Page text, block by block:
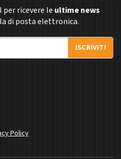
ricevere le ultime news
di posta elettronica.
ISCRIVITI
Policy